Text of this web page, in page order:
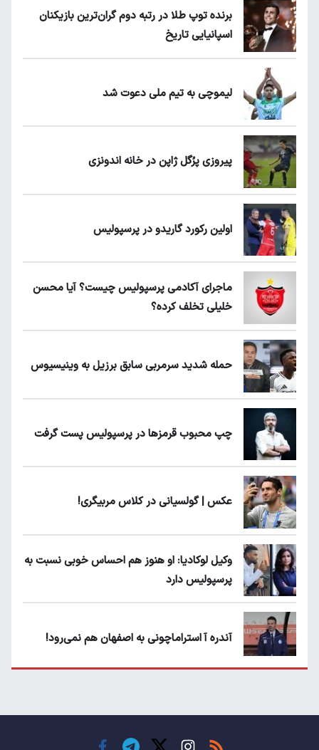
برنده توپ طلا در رتبه دوم گران‌ترین بازیکنان
اسپانیایی تاریخ
لیموچی به تیم ملی دعوت شد
پیروزی پرُگل ژاپن در خانه اندونزی
اولین رکورد گاریدو در پرسپولیس
ماجرای آکادمی پرسپولیس چیست؟ آیا محسن
خلیلی تخلف کرده؟
حمله شدید سرمربی سابق برزیل به وینیسیوس
چپ محبوب قرمزها در پرسپولیس پست گرفت
عکس | گولسیانی در کلاس مربیگری!
وکیل لوکادیا: او هنوز هم احساس خوبی نسبت به
پرسپولیس دارد
آندره آ استراماچونی به اصفهان هم نمی‌رود!
حسن روی هوا!